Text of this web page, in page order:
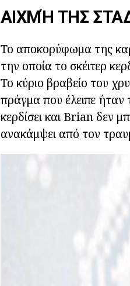
ΑΙΧΜΉ ΤΗΣ
Το αποκορύφωμα της
την οποία το σκέιτερ
Το κύριο βραβείο του
πράγμα που έλειπε ήταν
κερδίσει και Brian δεν
ανακάμψει από τον